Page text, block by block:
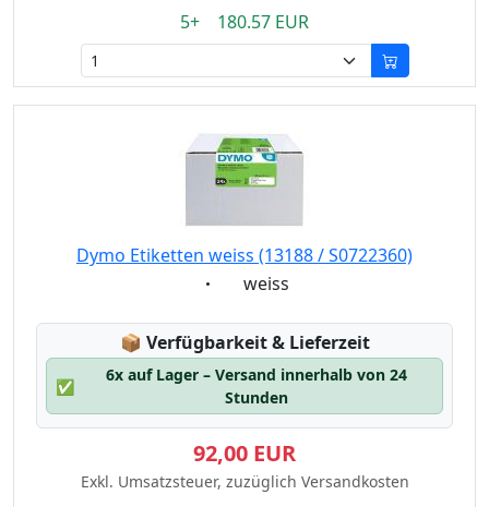
5+ 180.57 EUR
Dymo Etiketten weiss (13188 / S0722360)
Eigenschaft:
weiss
📦 Lagerstatus:
Verfügbarkeit & Lieferzeit
✅
6x auf Lager – Versand innerhalb von 24
Stunden
92,00 EUR
Exkl. Umsatzsteuer, zuzüglich Versandkosten